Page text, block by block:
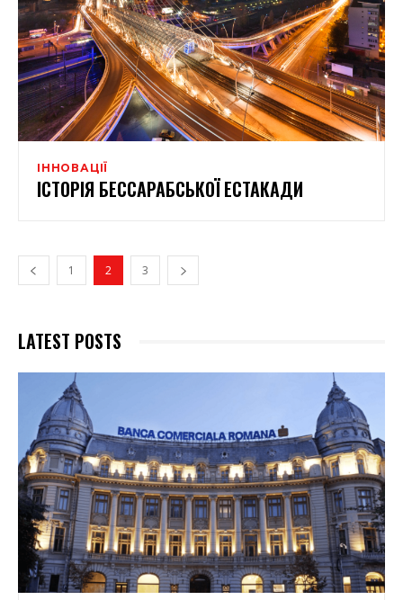
ІННОВАЦІЇ
ІСТОРІЯ БЕССАРАБСЬКОЇ ЕСТАКАДИ
1 2 3
LATEST POSTS